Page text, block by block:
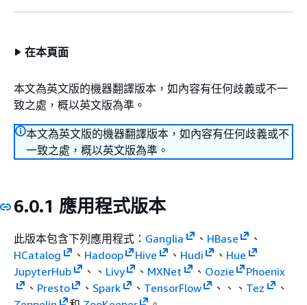
在本頁面
本文為英文版的機器翻譯版本，如內容有任何歧義或不一
致之處，概以英文版為準。
本文為英文版的機器翻譯版本，如內容有任何歧義或不
一致之處，概以英文版為準。
6.0.1 應用程式版本
此版本包含下列應用程式： Ganglia 、 HBase
、
HCatalog
、 Hadoop Hive 、 Hudi 、 Hue
JupyterHub
、、 Livy 、 MXNet 、 Oozie
Phoenix
、 Presto 、 Spark 、 TensorFlow 、、、 Tez
、